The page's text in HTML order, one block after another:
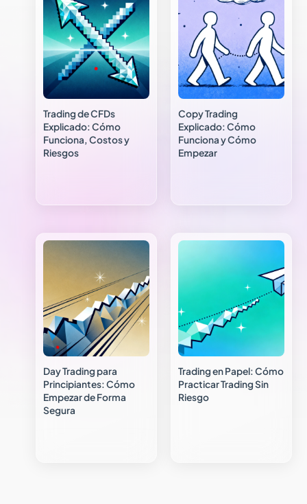
Trading de CFDs
Explicado: Cómo
Funciona, Costos y
Riesgos
Copy Trading
Explicado: Cómo
Funciona y Cómo
Empezar
Day Trading para
Principiantes: Cómo
Empezar de Forma
Segura
Trading en Papel: Cómo
Practicar Trading Sin
Riesgo